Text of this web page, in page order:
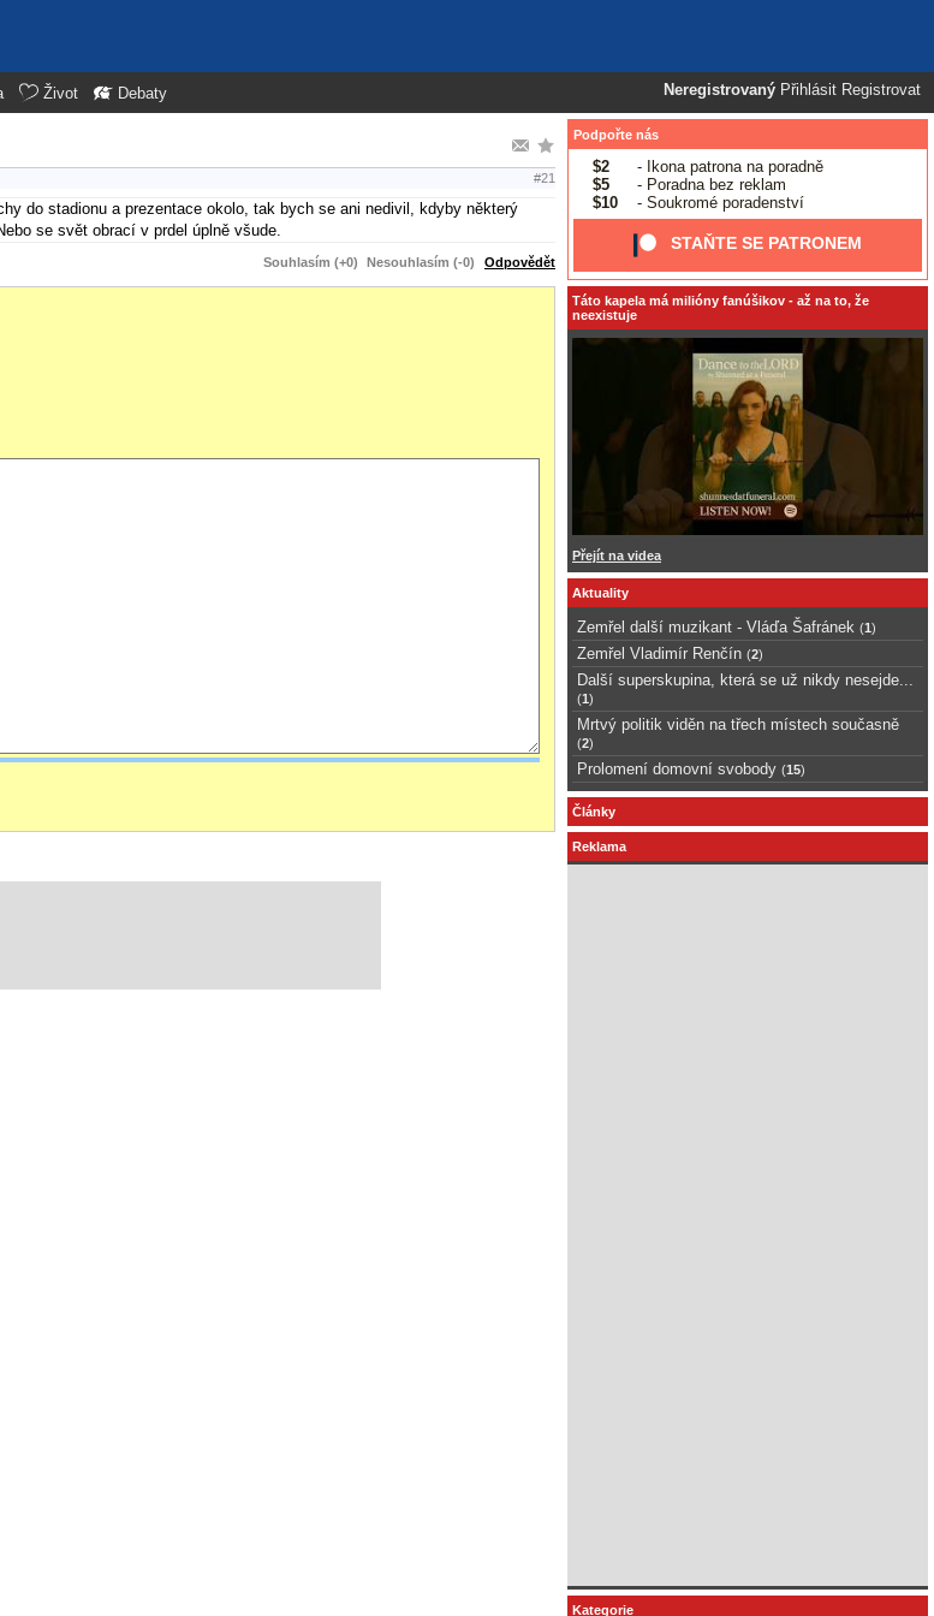
Neregistrovaný Přihlásit Registrovat
Život Debaty
#21
do stadionu a prezentace okolo, tak bych se ani nedivil, kdyby některý
se svět obrací v prdel úplně všude.
Souhlasím (+0) Nesouhlasím (-0) Odpovědět
Podpořte nás
$2
- Ikona patrona na poradně
$5
- Poradna bez reklam
$10
- Soukromé poradenství
STAŇTE SE PATRONEM
Táto kapela má milióny fanúšikov - až na to, že
neexistuje
Přejít na videa
Aktuality
Zemřel další muzikant - Vláďa Šafránek (1 )
Zemřel Vladimír Renčín (2)
Další superskupina, která se už nikdy nesejde...
(1 )
Mrtvý politik viděn na třech místech současně
(2)
Prolomení domovní svobody (15)
Články
Reklama
Kategorie